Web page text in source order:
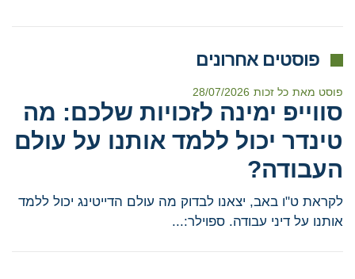
פוסטים אחרונים
פוסט מאת כל זכות 28/07/2026
סווייפ ימינה לזכויות שלכם: מה
טינדר יכול ללמד אותנו על עולם
העבודה?
לקראת ט"ו באב, יצאנו לבדוק מה עולם הדייטינג יכול ללמד
אותנו על דיני עבודה. ספוילר:...